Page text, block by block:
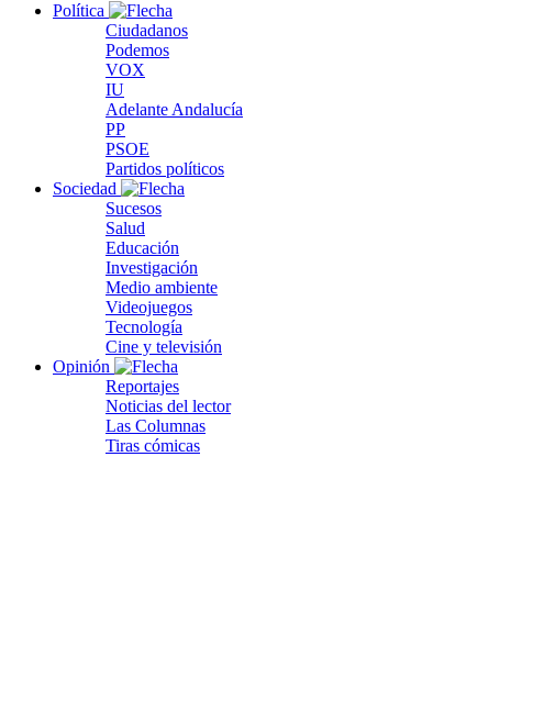
Política
Ciudadanos
Podemos
VOX
IU
Adelante Andalucía
PP
PSOE
Partidos políticos
Sociedad
Sucesos
Salud
Educación
Investigación
Medio ambiente
Videojuegos
Tecnología
Cine y televisión
Opinión
Reportajes
Noticias del lector
Las Columnas
Tiras cómicas